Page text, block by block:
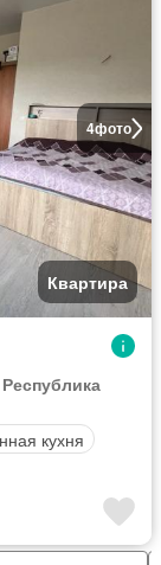
4фото
Квартира
кухня